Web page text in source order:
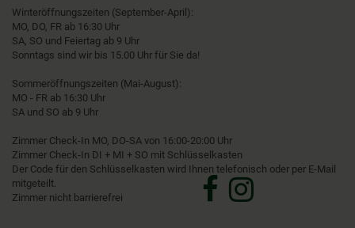
Winteröffnungszeiten (September-April):
MO, DO, FR ab 16:30 Uhr
SA, SO und Feiertag ab 9 Uhr
Sonntags sind wir bis 15.00 Uhr für Sie da!
Sommeröffnungszeiten (Mai-August):
MO - FR ab 16:30 Uhr
SA und SO ab 9 Uhr
Zimmer Check-In MO, DO-SA von 16:00-20:00 Uhr
Zimmer Check-In DI + MI + SO mit Schlüsselkasten
Der Code für den Schlüsselkasten wird Ihnen telefonisch oder per E-Mail
mitgeteilt.
Zimmer nicht barrierefrei